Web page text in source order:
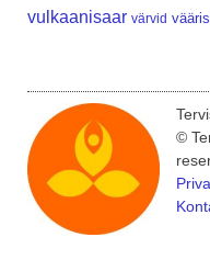
vulkaanisaar värvid
©